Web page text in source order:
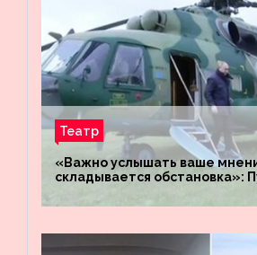
Театр
«Важно услышать ваше
складывается обстановка»:
«Восток»